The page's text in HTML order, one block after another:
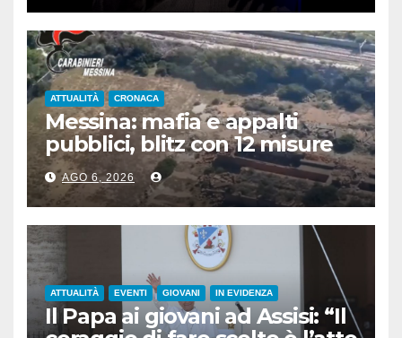
ATTUALITÀ CRONACA
Messina: mafia e appalti
pubblici, blitz con 12 misure
cautelari
AGO 6, 2026
ATTUALITÀ EVENTI GIOVANI IN EVIDENZA
Il Papa ai giovani ad Assisi: “Il